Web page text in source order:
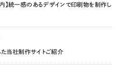
】統一感のあるデザインで印刷物を制作し
た当社制作サイトご紹介